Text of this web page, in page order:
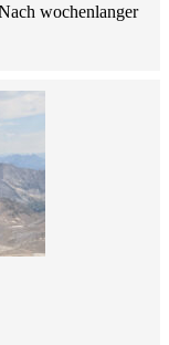
wochenlanger